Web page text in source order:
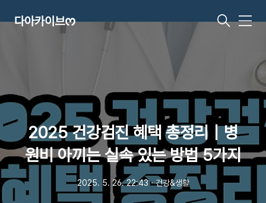
다아카이브ᰔ
메
2025 건강검진 혜택 총정리｜병
원비 아끼는 실속 있는 방법 5가지
2025. 5. 26. 22:43ㆍ건강&생활